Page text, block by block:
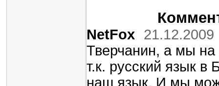
NetFox 21.12.2009
Тверчанин, а мы
т.к. русский язык в
наш язык. И мы